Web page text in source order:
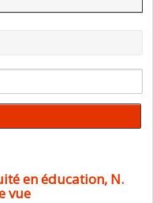
en éducation, N.
vue